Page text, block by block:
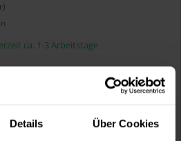
Details Über Cookies
ca. 1-3 Arbeitstage